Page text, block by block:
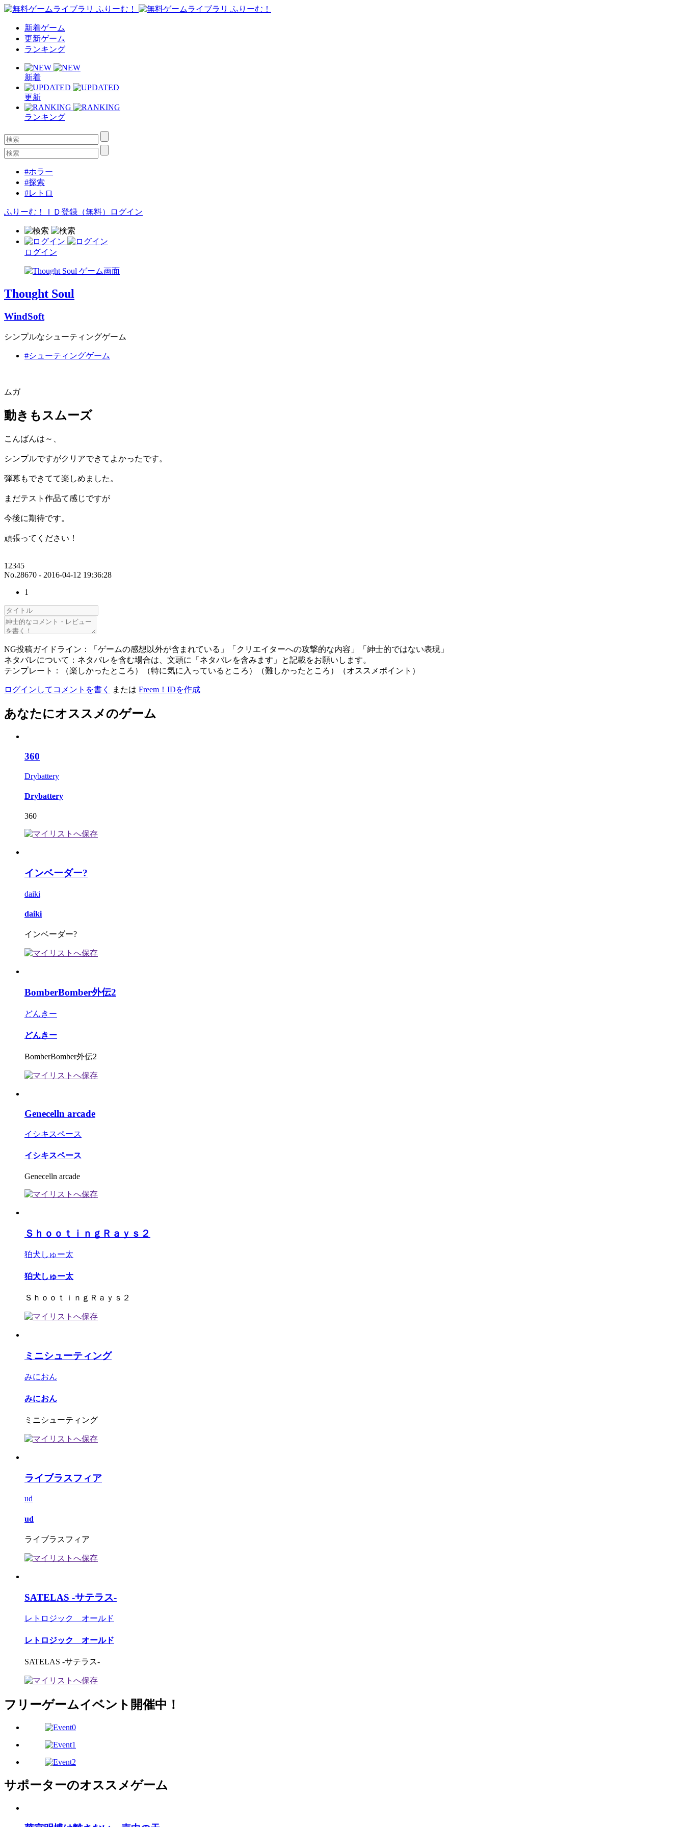
新着ゲーム
更新ゲーム
ランキング
新着
更新
ランキング
#ホラー
#探索
#レトロ
ふりーむ！ＩＤ登録（無料） ログイン
ログイン
Thought Soul
WindSoft
シンプルなシューティングゲーム
#シューティングゲーム
ムガ
動きもスムーズ
こんばんは～、
シンプルですがクリアできてよかったです。
弾幕もできてて楽しめました。
まだテスト作品て感じですが
今後に期待です。
頑張ってください！
12345
No.28670 - 2016-04-12 19:36:28
1
NG投稿ガイドライン：「ゲームの感想以外が含まれている」「クリエイターへの攻撃的な内容」「紳士的ではない表現」
ネタバレについて：ネタバレを含む場合は、文頭に「ネタバレを含みます」と記載をお願いします。
テンプレート：（楽しかったところ）（特に気に入っているところ）（難しかったところ）（オススメポイント）
ログインしてコメントを書く または Freem！IDを作成
あなたにオススメのゲーム
360
Drybattery
Drybattery
360
インベーダー?
daiki
daiki
インベーダー?
BomberBomber外伝2
どんきー
どんきー
BomberBomber外伝2
Genecelln arcade
イシキスペース
イシキスペース
Genecelln arcade
ＳｈｏｏｔｉｎｇＲａｙｓ２
狛犬しゅー太
狛犬しゅー太
ＳｈｏｏｔｉｎｇＲａｙｓ２
ミニシューティング
みにおん
みにおん
ミニシューティング
ライブラスフィア
ud
ud
ライブラスフィア
SATELAS -サテラス-
レトロジック オールド
レトロジック オールド
SATELAS -サテラス-
フリーゲームイベント開催中！
サポーターのオススメゲーム